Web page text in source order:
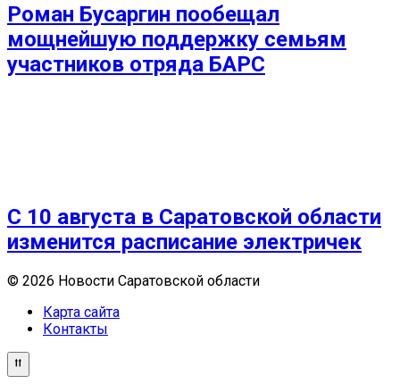
Роман Бусаргин пообещал
мощнейшую поддержку семьям
участников отряда БАРС
С 10 августа в Саратовской области
изменится расписание электричек
© 2026 Новости Саратовской области
Карта сайта
Контакты